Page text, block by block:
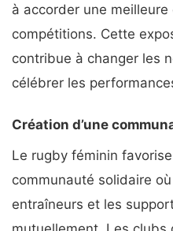
à accorder une
compétitions. Cette
contribue à changer les
célébrer les
Création d’une
Le rugby féminin
communauté solidaire
entraîneurs et les